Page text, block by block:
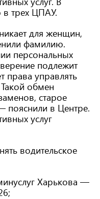
в трех ЦПАУ.
для женщин,
фамилию.
персональных
подлежит
права управлять
обмен
старое
пояснили в Центре.
услуг
водительское
Харькова —